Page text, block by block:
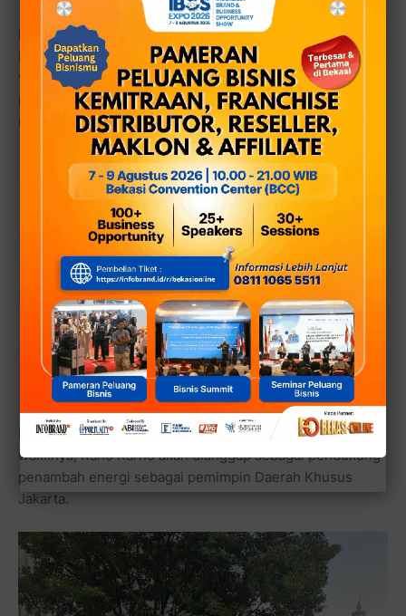
Dalam jumpa pers bersama para awak media, Mas Pram
berujar bahwa dirinya berterima kasih atas kehadiran
warga masyarakat untuk memberikansupportdan dirinya
pun siap menerima teguran dari segenap lapisan
masyarakat.
Baginya segala teguran dari publik kepada dirinya dan
wakilnya, Rano Karno akan dianggap sebagai pendukung
penambah energi sebagai pemimpin Daerah Khusus
Jakarta.